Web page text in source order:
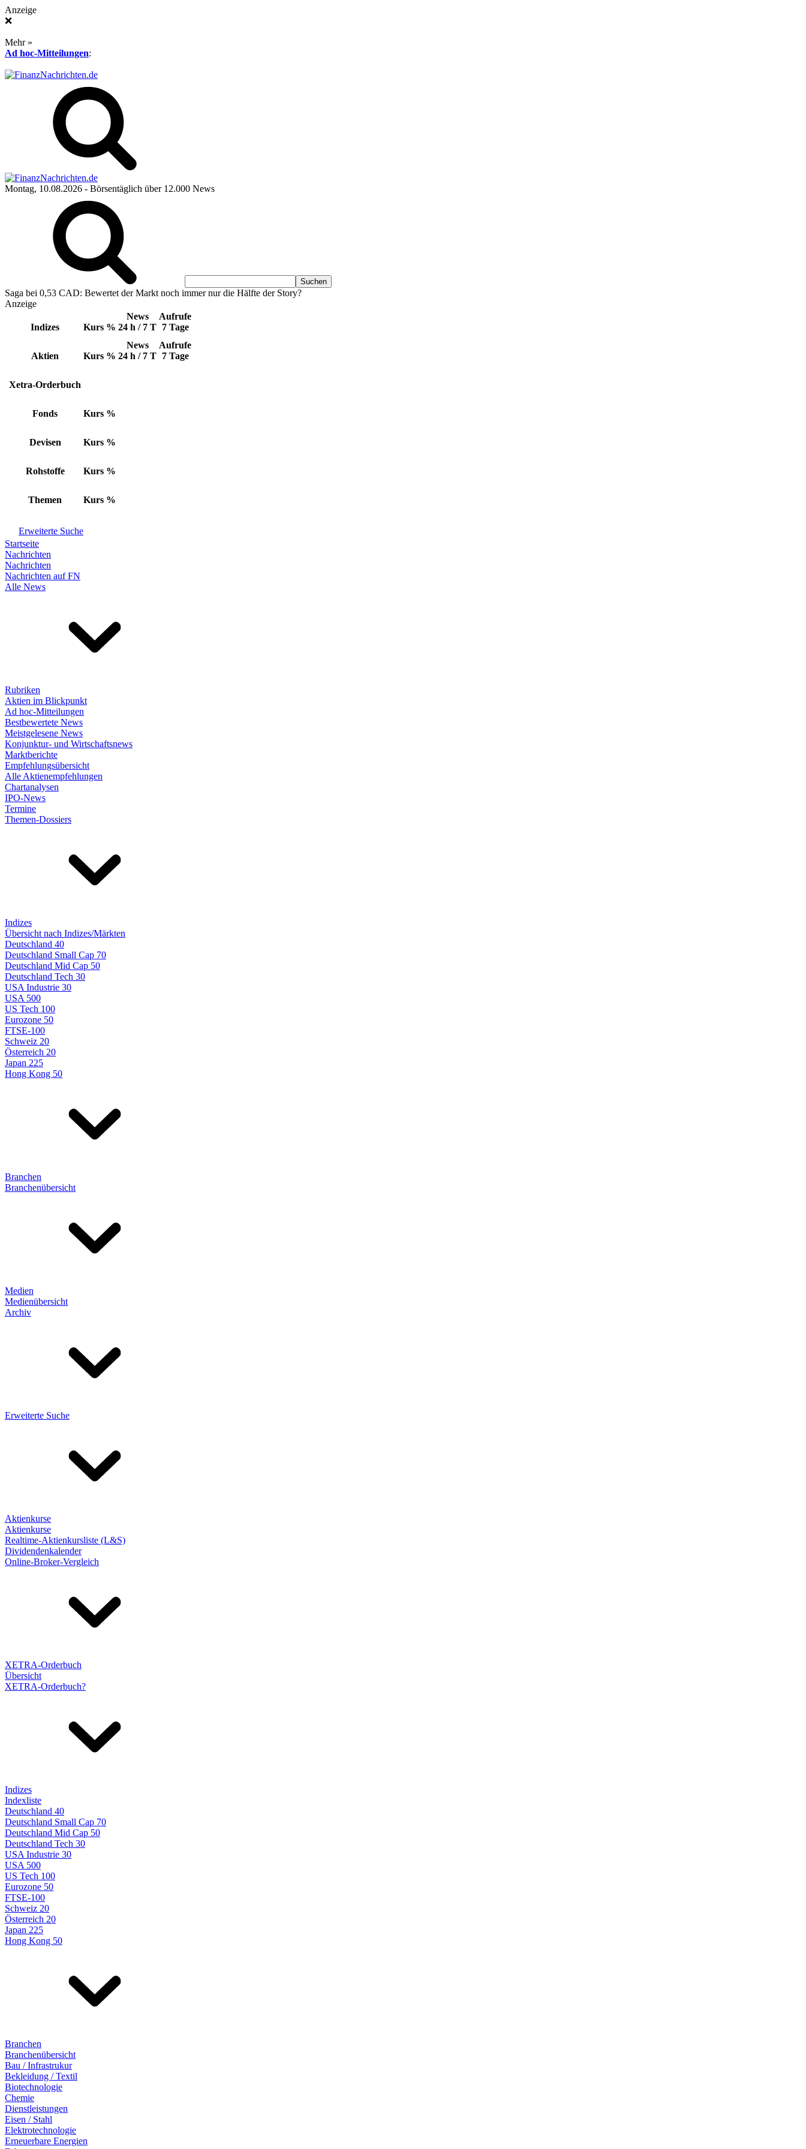
Anzeige
❌
Mehr »
Ad hoc-Mitteilungen:
Montag, 10.08.2026 - Börsentäglich über 12.000 News
Saga bei 0,53 CAD: Bewertet der Markt noch immer nur die Hälfte der Story?
Anzeige
Indizes Kurs %
News
24 h / 7 T
Aufrufe
7 Tage
Aktien Kurs %
News
24 h / 7 T
Aufrufe
7 Tage
Xetra-Orderbuch
Fonds Kurs %
Devisen Kurs %
Rohstoffe Kurs %
Themen Kurs %
Erweiterte Suche
Startseite
Nachrichten
Nachrichten
Nachrichten auf FN
Alle News
Rubriken
Aktien im Blickpunkt
Ad hoc-Mitteilungen
Bestbewertete News
Meistgelesene News
Konjunktur- und Wirtschaftsnews
Marktberichte
Empfehlungsübersicht
Alle Aktienempfehlungen
Chartanalysen
IPO-News
Termine
Themen-Dossiers
Indizes
Übersicht nach Indizes/Märkten
Deutschland 40
Deutschland Small Cap 70
Deutschland Mid Cap 50
Deutschland Tech 30
USA Industrie 30
USA 500
US Tech 100
Eurozone 50
FTSE-100
Schweiz 20
Österreich 20
Japan 225
Hong Kong 50
Branchen
Branchenübersicht
Medien
Medienübersicht
Archiv
Erweiterte Suche
Aktienkurse
Aktienkurse
Realtime-Aktienkursliste (L&S)
Dividendenkalender
Online-Broker-Vergleich
XETRA-Orderbuch
Übersicht
XETRA-Orderbuch?
Indizes
Indexliste
Deutschland 40
Deutschland Small Cap 70
Deutschland Mid Cap 50
Deutschland Tech 30
USA Industrie 30
USA 500
US Tech 100
Eurozone 50
FTSE-100
Schweiz 20
Österreich 20
Japan 225
Hong Kong 50
Branchen
Branchenübersicht
Bau / Infrastrukur
Bekleidung / Textil
Biotechnologie
Chemie
Dienstleistungen
Eisen / Stahl
Elektrotechnologie
Erneuerbare Energien